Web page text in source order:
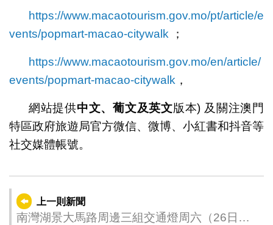
https://www.macaotourism.gov.mo/pt/article/e
vents/popmart-macao-citywalk；
https://www.macaotourism.gov.mo/en/article/
events/popmart-macao-citywalk，
網站提供中文、葡文及英文版本) 及關注澳門
特區政府旅遊局官方微信、微博、小紅書和抖音等
社交媒體帳號。
上一則新聞
南灣湖景大馬路周邊三組交通燈周六（26日）